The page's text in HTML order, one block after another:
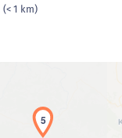
(< 1 km)
5